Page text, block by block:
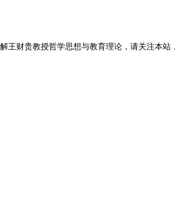
财贵教授哲学思想与教育理论，请关注本站